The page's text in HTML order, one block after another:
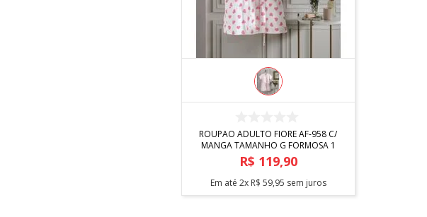
ROUPAO ADULTO FIORE AF-958 C/
MANGA TAMANHO G FORMOSA 1
R$ 119,90
Em até 2x R$ 59,95 sem juros